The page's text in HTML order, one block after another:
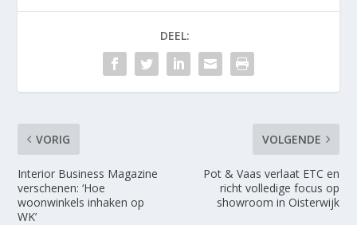
DEEL:
VORIG
Interior Business Magazine
verschenen: ‘Hoe
woonwinkels inhaken op
WK’
VOLGENDE
Pot & Vaas verlaat ETC en
richt volledige focus op
showroom in Oisterwijk